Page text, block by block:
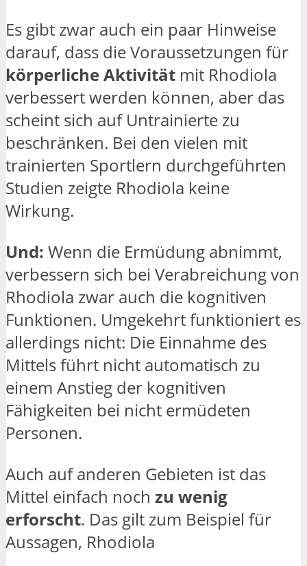
Es gibt zwar auch ein paar Hinweise
darauf, dass die Voraussetzungen für
körperliche Aktivität mit Rhodiola
verbessert werden können, aber das
scheint sich auf Untrainierte zu
beschränken. Bei den vielen mit
trainierten Sportlern durchgeführten
Studien zeigte Rhodiola keine
Wirkung.
Und: Wenn die Ermüdung abnimmt,
verbessern sich bei Verabreichung von
Rhodiola zwar auch die kognitiven
Funktionen. Umgekehrt funktioniert es
allerdings nicht: Die Einnahme des
Mittels führt nicht automatisch zu
einem Anstieg der kognitiven
Fähigkeiten bei nicht ermüdeten
Personen.
Auch auf anderen Gebieten ist das
Mittel einfach noch zu wenig
erforscht. Das gilt zum Beispiel für
Aussagen, Rhodiola